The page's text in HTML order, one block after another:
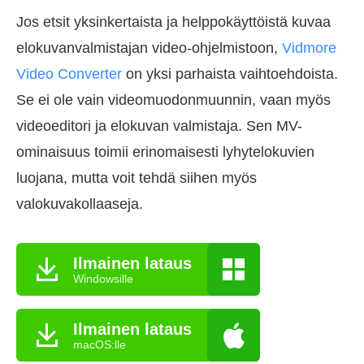
Jos etsit yksinkertaista ja helppokäyttöistä kuvaa
elokuvanvalmistajan video-ohjelmistoon, Vidmore
Video Converter on yksi parhaista vaihtoehdoista.
Se ei ole vain videomuodonmuunnin, vaan myös
videoeditori ja elokuvan valmistaja. Sen MV-
ominaisuus toimii erinomaisesti lyhytelokuvien
luojana, mutta voit tehdä siihen myös
valokuvakollaaseja.
Ilmainen lataus
Windowsille
Ilmainen lataus
macOS:lle